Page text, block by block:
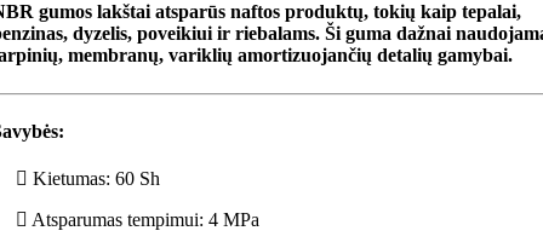
gumos lakštai atsparūs naftos produktų, tokių kaip tepalai,
dyzelis, poveikiui ir riebalams. Ši guma dažnai
membranų, variklių amortizuojančių detalių gamybai.
Kietumas: 60 Sh
Atsparumas tempimui: 4 MPa